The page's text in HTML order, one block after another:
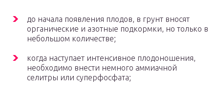
до начала появления плодов, в грунт вносят
органические и азотные подкормки, но только в
небольшом количестве;
когда наступает интенсивное плодоношения,
необходимо внести немного аммиачной
селитры или суперфосфата;